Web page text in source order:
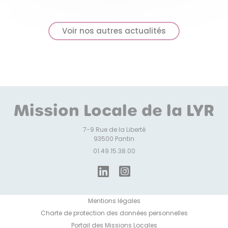
Voir nos autres actualités
Mission Locale de la LYR
7-9 Rue de la Liberté
93500 Pantin
01.49.15.38.00
Mentions légales
Charte de protection des données personnelles
Portail des Missions Locales